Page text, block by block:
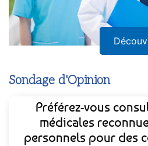
Sondage d'Opinion
Préférez-vous
médicales
personnels pour des